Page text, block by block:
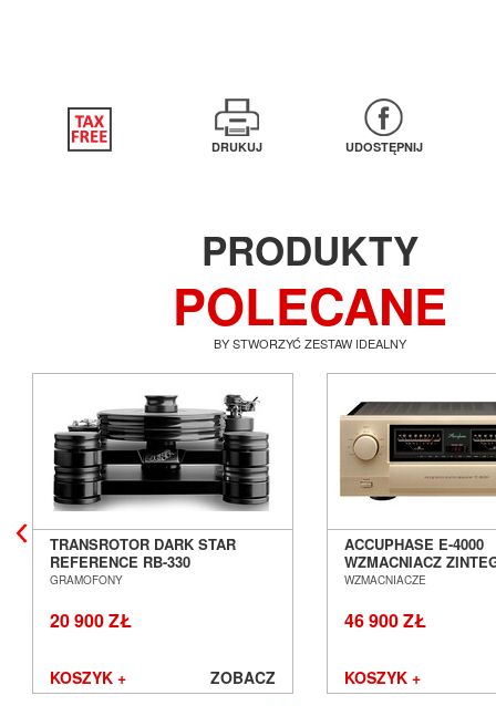
DRUKUJ UDOSTĘPNIJ
PRODUKTY
POLECANE
BY STWORZYĆ ZESTAW IDEALNY
TRANSROTOR DARK STAR
REFERENCE RB-330
GRAMOFON ANALOGOWY
GRAMOFONY
20 900 ZŁ
KOSZYK + ZOBACZ
ACCUPHASE E-4000
WZMACNIACZ
SALON POZNAŃ
WZMACNIACZE
46 900 ZŁ
KOSZYK +